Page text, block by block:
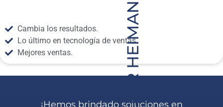
MILLER HEIMAN
Cambia los resultados.
Lo último en tecnología de ventas.
Mejores ventas.
¡Hemos brindado soluciones en